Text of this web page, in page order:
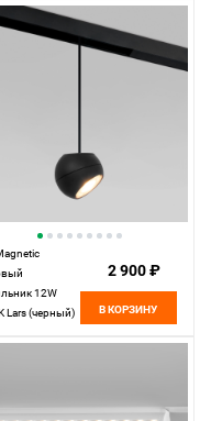
12W
Lars (черный)
2 900 ₽
В КОРЗИНУ